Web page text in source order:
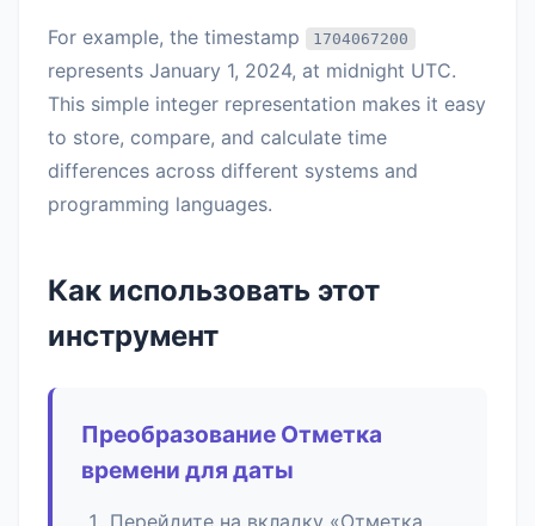
For example, the timestamp 1704067200
represents January 1, 2024, at midnight UTC.
This simple integer representation makes it easy
to store, compare, and calculate time
differences across different systems and
programming languages.
Как использовать этот
инструмент
Преобразование Отметка
времени для даты
Перейдите на вкладку «Отметка